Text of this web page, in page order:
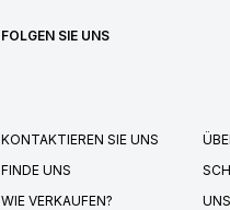
FOLGEN SIE UNS
KONTAKTIEREN SIE UNS
FINDE UNS
WIE VERKAUFEN?